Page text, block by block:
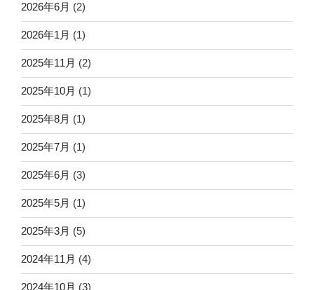
2026年6月 (2)
2026年1月 (1)
2025年11月 (2)
2025年10月 (1)
2025年8月 (1)
2025年7月 (1)
2025年6月 (3)
2025年5月 (1)
2025年3月 (5)
2024年11月 (4)
2024年10月 (3)